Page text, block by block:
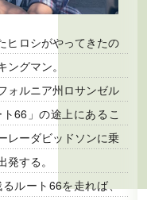
ヒロシがやってきたの
グマン。
ォルニア州ロサンゼル
66」の途上にあるこ
レーダビッドソンに乗
する。
ルート66を走れば、